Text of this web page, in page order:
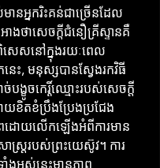
នអ្នករិះគន់ជាច្រើនដែល
ាងថាសេចក្តីជំនឿគ្រីស្ទានគឺ
សេសនៅក្នុងរយៈពេល
នេះ, មនុស្សបានស្វែងរកវិធី
ច់បង្ខូចកេរ្តិ៍ឈ្មោះរបស់សេចក្តី
ខិតខំប្រឹងប្រែងប្រជែង
ោយលើកឡើងអំពីការមាន
សាស្ត្ររបស់ព្រះយេស៊ូវ។ ការ